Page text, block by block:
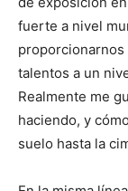
fuerte a nivel
proporcionarnos
talentos a un
Realmente me
haciendo, y
suelo hasta la